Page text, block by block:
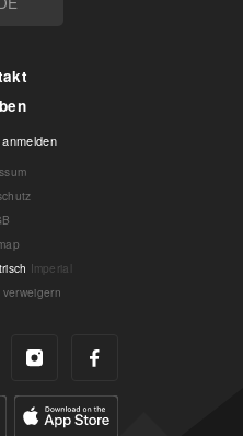
Imperial